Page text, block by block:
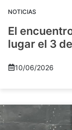
NOTICIAS
El
lugar el 3
10/06/2026